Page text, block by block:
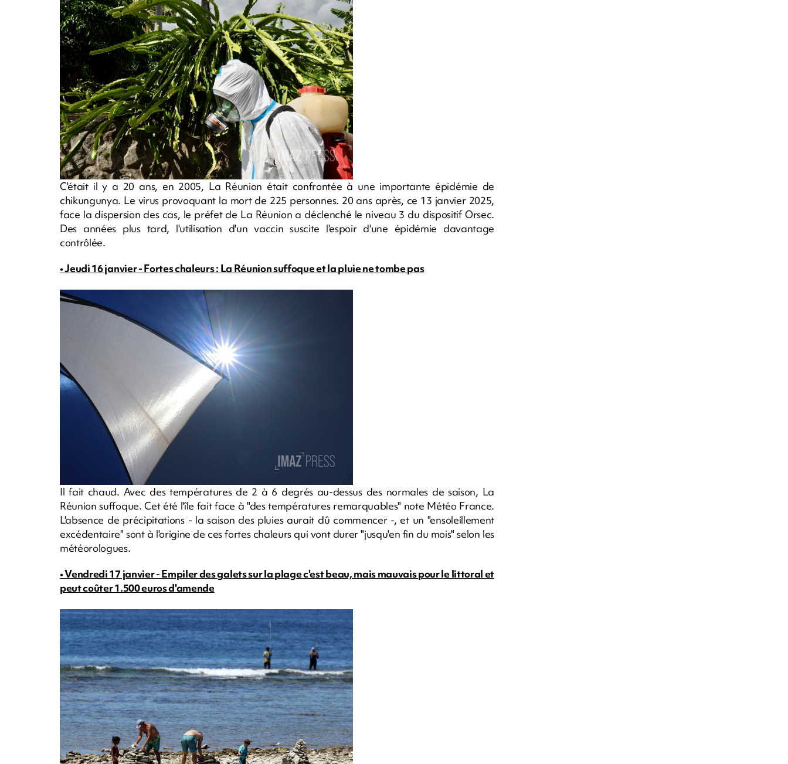
C'était il y a 20 ans, en 2005, La Réunion était confrontée à une importante épidémie de
chikungunya. Le virus provoquant la mort de 225 personnes. 20 ans après, ce 13 janvier 2025,
face la dispersion des cas, le préfet de La Réunion a déclenché le niveau 3 du dispositif Orsec.
Des années plus tard, l'utilisation d'un vaccin suscite l'espoir d'une épidémie davantage
contrôlée.
• Jeudi 16 janvier - Fortes chaleurs : La Réunion suffoque et la pluie ne tombe pas
Il fait chaud. Avec des températures de 2 à 6 degrés au-dessus des normales de saison, La
Réunion suffoque. Cet été l'île fait face à "des températures remarquables" note Météo France.
L'absence de précipitations - la saison des pluies aurait dû commencer -, et un "ensoleillement
excédentaire" sont à l'origine de ces fortes chaleurs qui vont durer "jusqu'en fin du mois" selon les
météorologues.
• Vendredi 17 janvier - Empiler des galets sur la plage c'est beau, mais mauvais pour le littoral et
peut coûter 1.500 euros d'amende